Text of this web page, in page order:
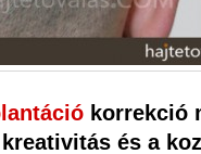
korrekció
és a